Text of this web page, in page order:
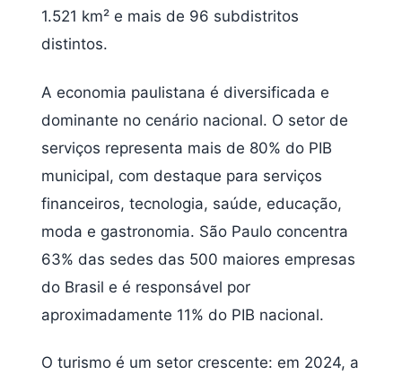
1.521 km² e mais de 96 subdistritos
distintos.
A economia paulistana é diversificada e
dominante no cenário nacional. O setor de
serviços representa mais de 80% do PIB
municipal, com destaque para serviços
financeiros, tecnologia, saúde, educação,
moda e gastronomia. São Paulo concentra
63% das sedes das 500 maiores empresas
do Brasil e é responsável por
aproximadamente 11% do PIB nacional.
O turismo é um setor crescente: em 2024, a